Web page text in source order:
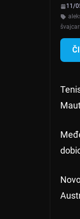
11/